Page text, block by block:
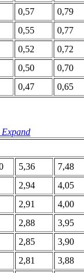
0,57
0,79
0,55
0,77
0,52
0,72
0,50
0,70
0,47 0,65
Expand
5,36
7,48
2,94
4,05
2,91
4,00
2,88
3,95
2,85
3,90
2,81
3,88